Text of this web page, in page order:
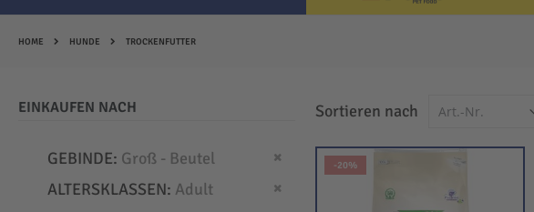
HOME HUNDE TROCKENFUTTER
Sortieren nach
-20%
EINKAUFEN NACH
GEBINDE Groß - Beutel
Dies entfernen
ALTERSKLASSEN Adult